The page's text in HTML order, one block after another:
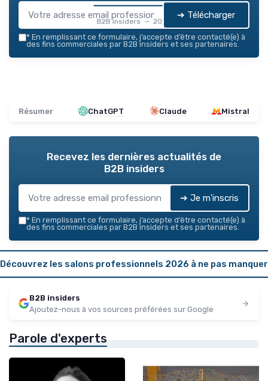
B2B insiders — 2026
➔ Télécharger
* En remplissant ce formulaire, j’accepte d’être contacté(e) à
des fins commerciales par B2B insiders et ses partenaires.
Résumer ChatGPT Claude Mistral
Recevez les dernières actualités de
B2B insiders
➔ Je m'inscris
* En remplissant ce formulaire, j’accepte d’être contacté(e) à
des fins commerciales par B2B insiders et ses partenaires.
Découvrez les salons professionnels 2026 à ne pas manquer
B2B insiders
Ajoutez-nous à vos sources préférées sur Google
Parole d'experts